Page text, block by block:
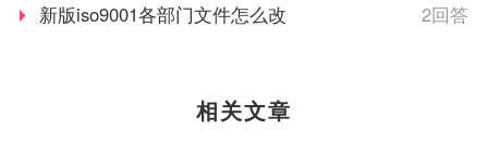
吗？新版iso9001各部门文件怎么改
2回答
相关文章